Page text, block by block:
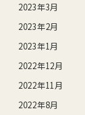
2023年3月
2023年2月
2023年1月
2022年12月
2022年11月
2022年8月